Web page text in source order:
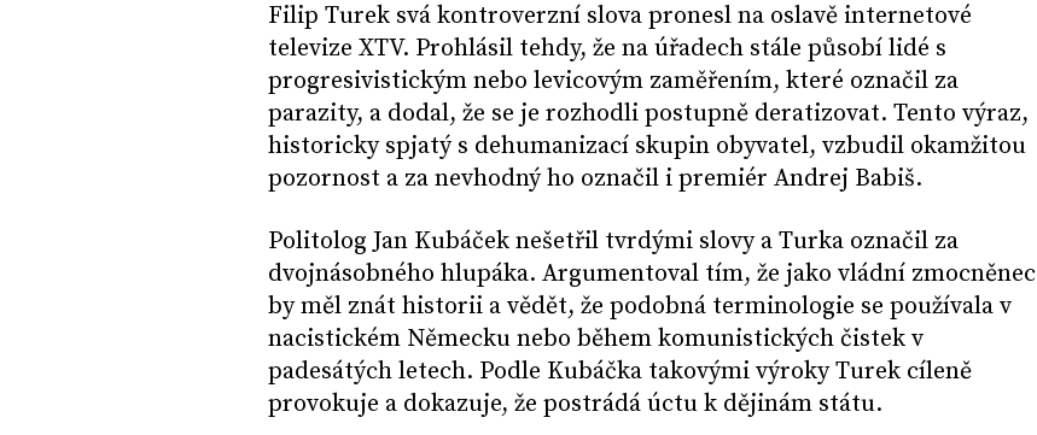
Filip Turek svá kontroverzní slova pronesl na oslavě internetové
televize XTV. Prohlásil tehdy, že na úřadech stále působí lidé s
progresivistickým nebo levicovým zaměřením, které označil za
parazity, a dodal, že se je rozhodli postupně deratizovat. Tento výraz,
historicky spjatý s dehumanizací skupin obyvatel, vzbudil okamžitou
pozornost a za nevhodný ho označil i premiér Andrej Babiš.
Politolog Jan Kubáček nešetřil tvrdými slovy a Turka označil za
dvojnásobného hlupáka. Argumentoval tím, že jako vládní zmocněnec
by měl znát historii a vědět, že podobná terminologie se používala v
nacistickém Německu nebo během komunistických čistek v
padesátých letech. Podle Kubáčka takovými výroky Turek cíleně
provokuje a dokazuje, že postrádá úctu k dějinám státu.